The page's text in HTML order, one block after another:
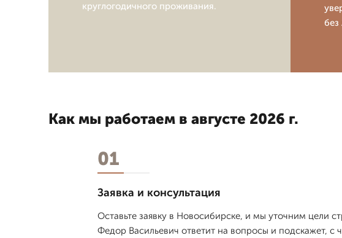
круглогодичного проживания.
без
Как мы работаем в августе 2026 г.
01
Заявка и консультация
Оставьте заявку в Новосибирске, и мы уточним цели
Федор Васильевич ответит на вопросы и подскажет, с